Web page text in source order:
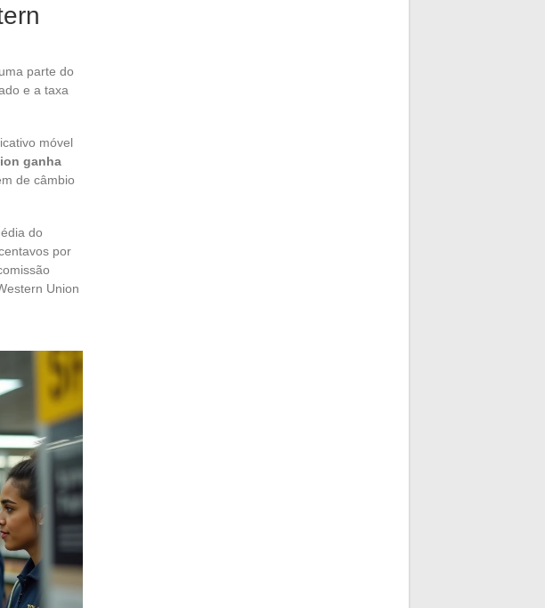
parte do
e a taxa
móvel
ganha
de câmbio
do
por
Union